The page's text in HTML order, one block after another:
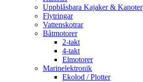
Uppblåsbara Kajaker & Kanoter
Flytringar
Vattenskotrar
Båtmotorer
2-takt
4-takt
Elmotorer
Marinelektronik
Ekolod / Plotter